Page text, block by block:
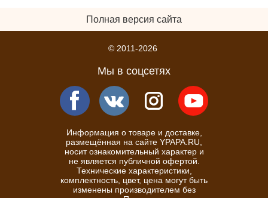
Полная версия сайта
© 2011-2026
Мы в соцсетях
Информация о товаре и доставке,
размещённая на сайте YPAPA.RU,
носит ознакомительный характер и
не является публичной офертой.
Технические характеристики,
комплектность, цвет, цена могут быть
изменены производителем без